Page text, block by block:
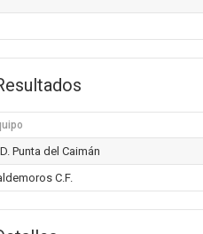
Punta del Caimán
C.F.